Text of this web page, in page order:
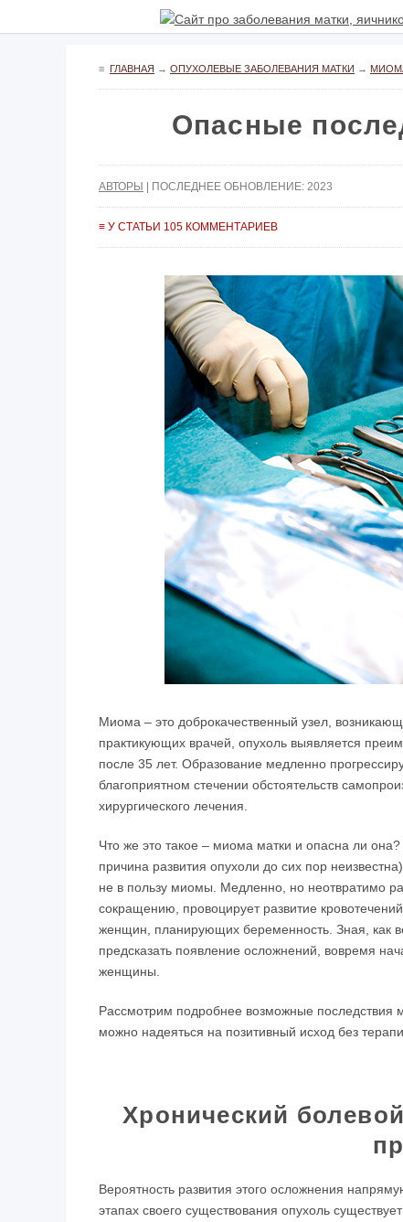
≡ ГЛАВНАЯ → ОПУХОЛЕВЫЕ ЗАБОЛЕВАНИЯ МАТКИ →
Опасные
АВТОРЫ | ПОСЛЕДНЕЕ ОБНОВЛЕНИЕ: 2023
≡ У СТАТЬИ 105 КОММЕНТАРИЕВ
Миома – это доброкачественный узел,
практикующих врачей, опухоль выявляется
после 35 лет. Образование медленно
благоприятном стечении обстоятельств
хирургического лечения.
Что же это такое – миома матки и опасна ли
причина развития опухоли до сих пор
не в пользу миомы. Медленно, но неотвратимо
сокращению, провоцирует развитие
женщин, планирующих беременность. Зная, как
предсказать появление осложнений, вовремя
женщины.
Рассмотрим подробнее возможные последствия
можно надеяться на позитивный исход без
Хронический
Вероятность развития этого осложнения
этапах своего существования опухоль